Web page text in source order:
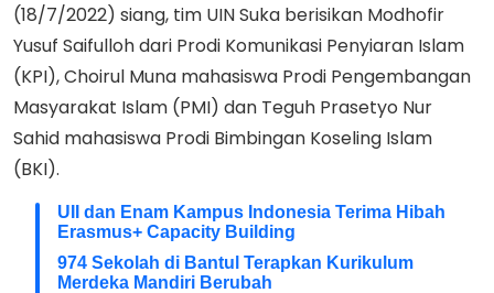
(18/7/2022) siang, tim UIN Suka berisikan Modhofir
Yusuf Saifulloh dari Prodi Komunikasi Penyiaran Islam
(KPI), Choirul Muna mahasiswa Prodi Pengembangan
Masyarakat Islam (PMI) dan Teguh Prasetyo Nur
Sahid mahasiswa Prodi Bimbingan Koseling Islam
(BKI).
UII dan Enam Kampus Indonesia Terima Hibah
Erasmus+ Capacity Building
974 Sekolah di Bantul Terapkan Kurikulum
Merdeka Mandiri Berubah